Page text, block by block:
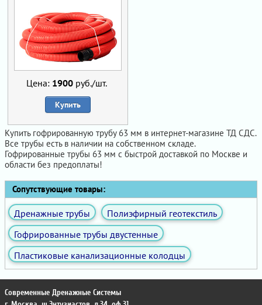
Цена: 1900руб./шт.
Купить
Купить гофрированную трубу 63 мм в интернет-магазине ТД СДС.
Все трубы есть в наличии на собственном складе.
Гофрированные трубы 63 мм с быстрой доставкой по Москве и
области без предоплаты!
Сопутствующие товары:
Дренажные трубы
Полиэфирный геотекстиль
Гофрированные трубы двустенные
Пластиковые канализационные колодцы
Современные Дренажные Системы